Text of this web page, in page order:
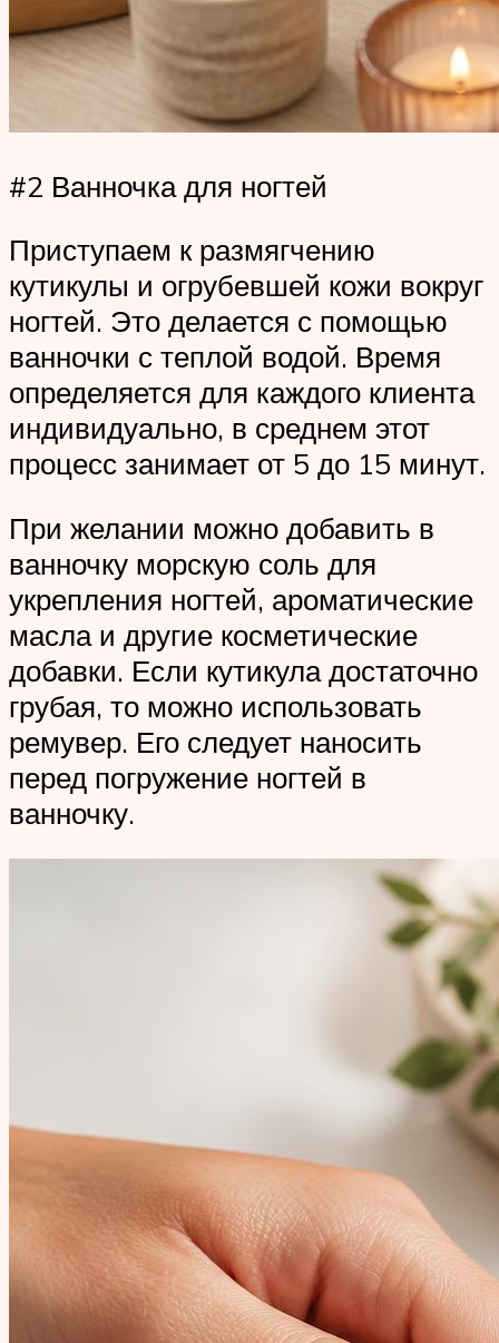
#2 Ванночка для ногтей
Приступаем к размягчению
кутикулы и огрубевшей кожи вокруг
ногтей. Это делается с помощью
ванночки с теплой водой. Время
определяется для каждого клиента
индивидуально, в среднем этот
процесс занимает от 5 до 15 минут.
При желании можно добавить в
ванночку морскую соль для
укрепления ногтей, ароматические
масла и другие косметические
добавки. Если кутикула достаточно
грубая, то можно использовать
ремувер. Его следует наносить
перед погружение ногтей в
ванночку.